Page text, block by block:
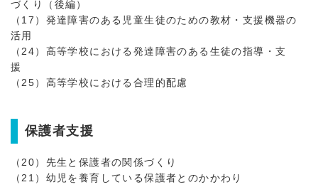
づくり（後編）
（17）発達障害のある児童生徒のための教材・支援機器の
活用
（24）高等学校における発達障害のある生徒の指導・支
援
（25）高等学校における合理的配慮
保護者支援
（20）先生と保護者の関係づくり
（21）幼児を養育している保護者とのかかわり